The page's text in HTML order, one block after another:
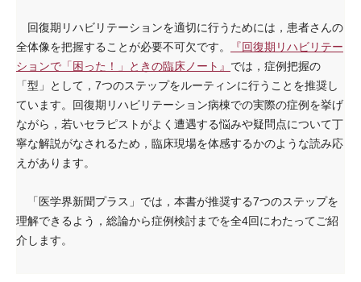
回復期リハビリテーションを適切に行うためには，患者さんの
全体像を把握することが必要不可欠です。
『回復期リハビリテー
ションで「困った！」ときの臨床ノート』 では，症例把握の
「型」として，7つのステップをルーティンに行うことを推奨し
ています。回復期リハビリテーション病棟での実際の症例を挙げ
ながら，若いセラピストがよく遭遇する悩みや疑問点について丁
寧な解説がなされるため，臨床現場を体感するかのような読み応
えがあります。
「医学界新聞プラス」では，本書が推奨する7つのステップを
理解できるよう，総論から症例検討までを全4回にわたってご紹
介します。